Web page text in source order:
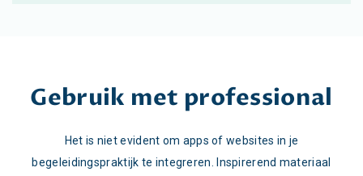
Gebruik met professional
Het is niet evident om apps of websites in je
begeleidingspraktijk te integreren. Inspirerend materiaal